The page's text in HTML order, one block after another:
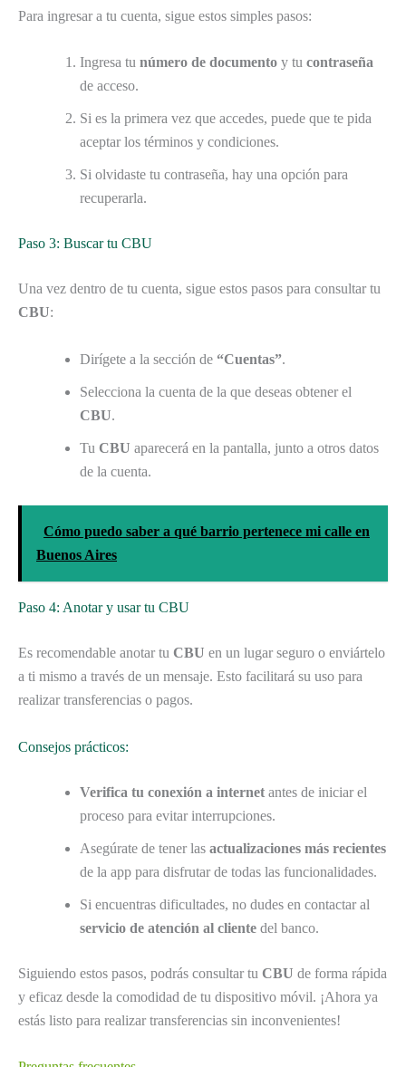
Para ingresar a tu cuenta, sigue estos simples pasos:
Ingresa tu número de documento y tu contraseña
de acceso.
Si es la primera vez que accedes, puede que te pida
aceptar los términos y condiciones.
Si olvidaste tu contraseña, hay una opción para
recuperarla.
Paso 3: Buscar tu CBU
Una vez dentro de tu cuenta, sigue estos pasos para consultar tu
CBU:
Dirígete a la sección de “Cuentas”.
Selecciona la cuenta de la que deseas obtener el
CBU.
Tu CBU aparecerá en la pantalla, junto a otros datos
de la cuenta.
Cómo puedo saber a qué barrio pertenece mi calle en
Buenos Aires
Paso 4: Anotar y usar tu CBU
Es recomendable anotar tu CBU en un lugar seguro o enviártelo
a ti mismo a través de un mensaje. Esto facilitará su uso para
realizar transferencias o pagos.
Consejos prácticos:
Verifica tu conexión a internet antes de iniciar el
proceso para evitar interrupciones.
Asegúrate de tener las actualizaciones más recientes
de la app para disfrutar de todas las funcionalidades.
Si encuentras dificultades, no dudes en contactar al
servicio de atención al cliente del banco.
Siguiendo estos pasos, podrás consultar tu CBU de forma rápida
y eficaz desde la comodidad de tu dispositivo móvil. ¡Ahora ya
estás listo para realizar transferencias sin inconvenientes!